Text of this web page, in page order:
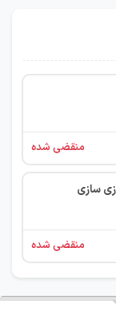
منقضی شده
منقضی شده